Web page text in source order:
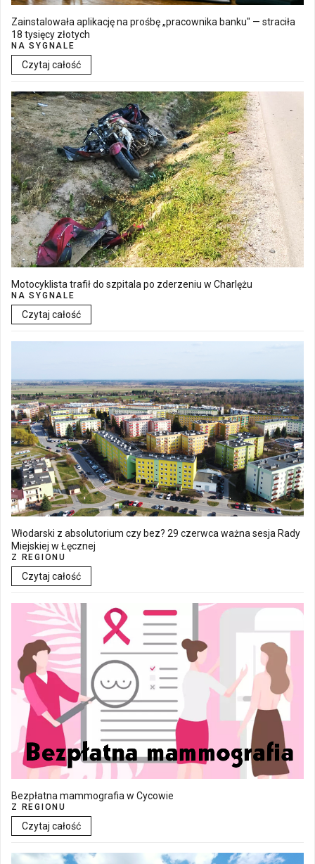
Zainstalowała aplikację na prośbę „pracownika banku" — straciła
18 tysięcy złotych
NA SYGNALE
Czytaj całość
Motocyklista trafił do szpitala po zderzeniu w Charlężu
NA SYGNALE
Czytaj całość
Włodarski z absolutorium czy bez? 29 czerwca ważna sesja Rady
Miejskiej w Łęcznej
Z REGIONU
Czytaj całość
Bezpłatna mammografia w Cycowie
Z REGIONU
Czytaj całość